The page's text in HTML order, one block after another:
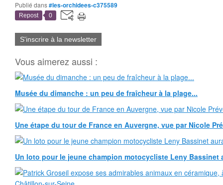
Publié dans#les-orchidees-c375589
Repost 0
S'inscrire à la newsletter
Vous aimerez aussi :
Musée du dimanche : un peu de fraîcheur à la plage...
Une étape du tour de France en Auvergne, vue par Nicole
Un loto pour le jeune champion motocycliste Leny Bassinet